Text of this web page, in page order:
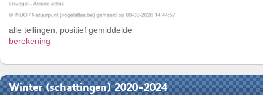
alle tellingen, positief gemiddelde
berekening
Winter (schattingen) 2020-2024